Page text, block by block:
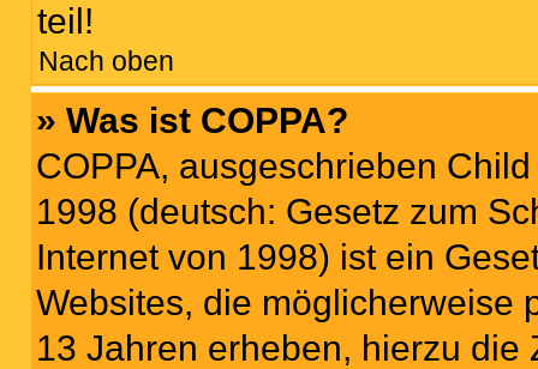
teil!
Nach oben
» Was ist COPPA?
COPPA, ausgeschrieben
1998 (deutsch: Gesetz zum
Internet von 1998) ist ein
Websites, die möglicherweise
13 Jahren erheben, hierzu die